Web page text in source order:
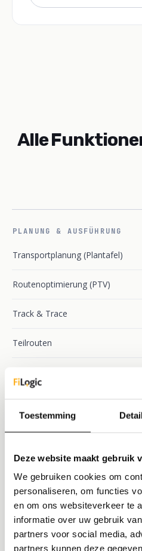
Toestemming
Deze website maakt gebruik
We gebruiken cookies om
personaliseren, om functies
en om ons websiteverkeer te
informatie over uw gebruik
partners voor social media,
partners kunnen deze
Alle
PLANUNG & AUSFÜHRUNG
Transportplanung (Plantafel)
Routenoptimierung (PTV)
Track & Trace
Teilrouten
Abrechnung & Tarife
Buchhaltungs- & Bordcomputer-
Drittsystem-Integrationen
Automatisiertes Archiv &